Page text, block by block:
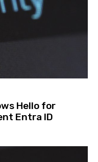
Hello for
Entra ID